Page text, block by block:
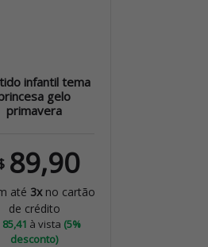
infantil tema
gelo
primavera
89,90
até 3xno cartão
de crédito
85,41 à vista (5%
desconto)